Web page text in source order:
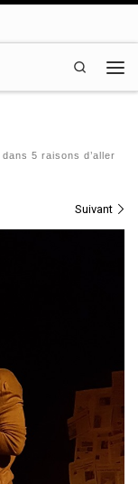
Search
dans 5 raisons d’aller
Suivant